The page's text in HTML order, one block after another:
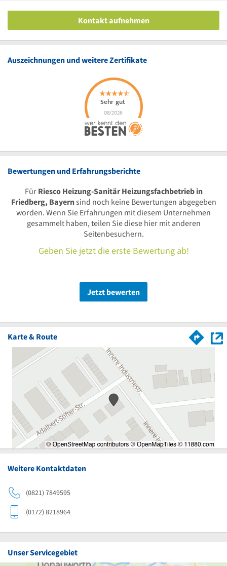
Kontakt aufnehmen
Auszeichnungen und weitere Zertifikate
Bewertungen und Erfahrungsberichte
Für Riesco Heizung-Sanitär Heizungsfachbetrieb in
Friedberg, Bayernsind noch keine Bewertungen abgegeben
worden. Wenn Sie Erfahrungen mit diesem Unternehmen
gesammelt haben, teilen Sie diese hier mit anderen
Seitenbesuchern.
Geben Sie jetzt die erste Bewertung ab!
Jetzt bewerten
Karte & Route
Weitere Kontaktdaten
(0821) 7849595
(0172) 8218964
Unser Servicegebiet